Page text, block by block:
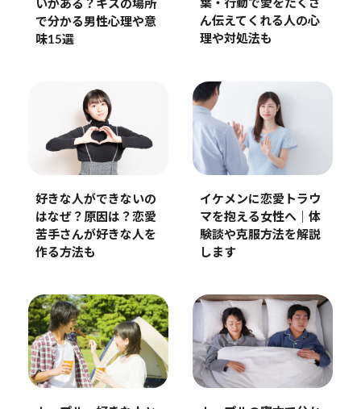
いがある？キスの場所
で分かる男性心理や意
味15選
葉・行動で愛をたくさ
ん伝えてくれる人の心
理や対処法も
好きな人ができないの
はなぜ？原因は？恋愛
苦手さんが好きな人を
作る方法も
イケメンに恋愛トラウ
マを抱える女性へ｜体
験談や克服方法を解説
します